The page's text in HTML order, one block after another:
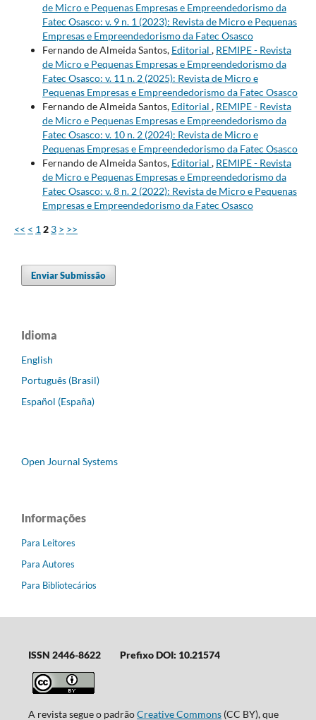
de Micro e Pequenas Empresas e Empreendedorismo da
Fatec Osasco: v. 9 n. 1 (2023): Revista de Micro e Pequenas
Empresas e Empreendedorismo da Fatec Osasco
Fernando de Almeida Santos, Editorial , REMIPE - Revista
de Micro e Pequenas Empresas e Empreendedorismo da
Fatec Osasco: v. 11 n. 2 (2025): Revista de Micro e
Pequenas Empresas e Empreendedorismo da Fatec Osasco
Fernando de Almeida Santos, Editorial , REMIPE - Revista
de Micro e Pequenas Empresas e Empreendedorismo da
Fatec Osasco: v. 10 n. 2 (2024): Revista de Micro e
Pequenas Empresas e Empreendedorismo da Fatec Osasco
Fernando de Almeida Santos, Editorial , REMIPE - Revista
de Micro e Pequenas Empresas e Empreendedorismo da
Fatec Osasco: v. 8 n. 2 (2022): Revista de Micro e Pequenas
Empresas e Empreendedorismo da Fatec Osasco
<< < 1 2 3 > >>
Enviar Submissão
Idioma
English
Português (Brasil)
Español (España)
Open Journal Systems
Informações
Para Leitores
Para Autores
Para Bibliotecários
ISSN 2446-8622 Prefixo DOI: 10.21574
A revista segue o padrãoCreative Commons(CC BY), que